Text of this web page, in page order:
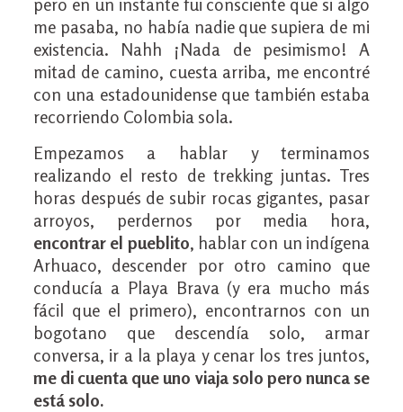
pero en un instante fui consciente que si algo
me pasaba, no había nadie que supiera de mi
existencia. Nahh ¡Nada de pesimismo! A
mitad de camino, cuesta arriba, me encontré
con una estadounidense que también estaba
recorriendo Colombia sola.
Empezamos a hablar y terminamos
realizando el resto de trekking juntas. Tres
horas después de subir rocas gigantes, pasar
arroyos, perdernos por media hora,
encontrar el pueblito, hablar con un indígena
Arhuaco, descender por otro camino que
conducía a Playa Brava (y era mucho más
fácil que el primero), encontrarnos con un
bogotano que descendía solo, armar
conversa, ir a la playa y cenar los tres juntos,
me di cuenta que uno viaja solo pero nunca se
está solo.